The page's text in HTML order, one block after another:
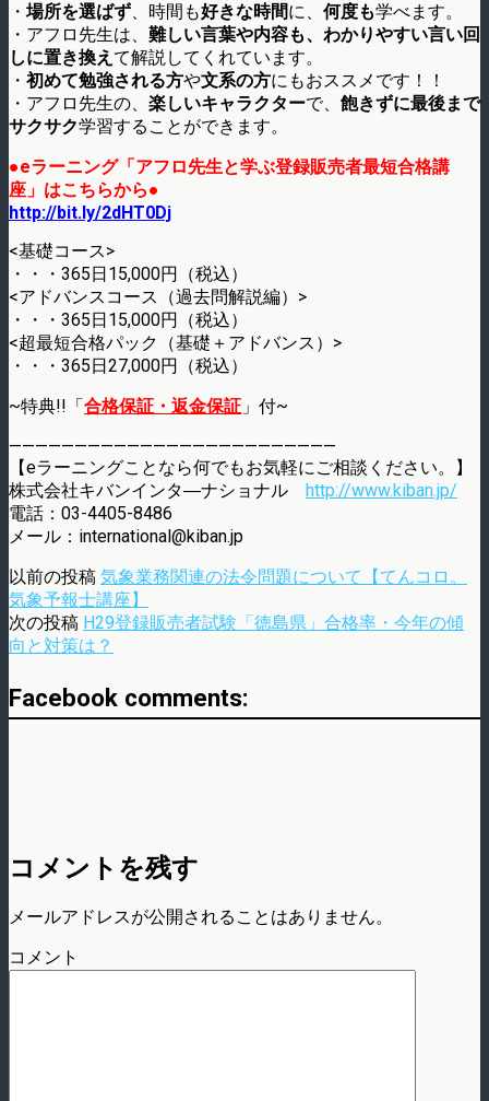
・ 場所を選ばず、時間も好きな時間に、 何度も学べます。
・アフロ先生は、 難しい言葉や内容も、わかりやすい言い回
しに置き換え て解説してくれています。
・ 初めて勉強される方や文系の方にもおススメです！！
・アフロ先生の、 楽しいキャラクターで、 飽きずに最後まで
サクサク学習することができます。
●eラーニング「アフロ先生と学ぶ登録販売者最短合格講
座」はこちらから●
http://bit.ly/2dHT0Dj
<基礎コース>
・・・365日15,000円（税込）
<アドバンスコース（過去問解説編）>
・・・365日15,000円（税込）
<超最短合格パック（基礎＋アドバンス）>
・・・365日27,000円（税込）
~特典!!「合格保証・返金保証 」付~
—————————————————————————
【eラーニングことなら何でもお気軽にご相談ください。】
株式会社キバンインタ―ナショナル http://www.kiban.jp/
電話：03-4405-8486
メール：international@kiban.jp
以前の投稿 気象業務関連の法令問題について【てんコロ。
気象予報士講座】
次の投稿 H29登録販売者試験「徳島県」合格率・今年の傾
向と対策は？
Facebook comments:
コメントを残す
メールアドレスが公開されることはありません。
コメント